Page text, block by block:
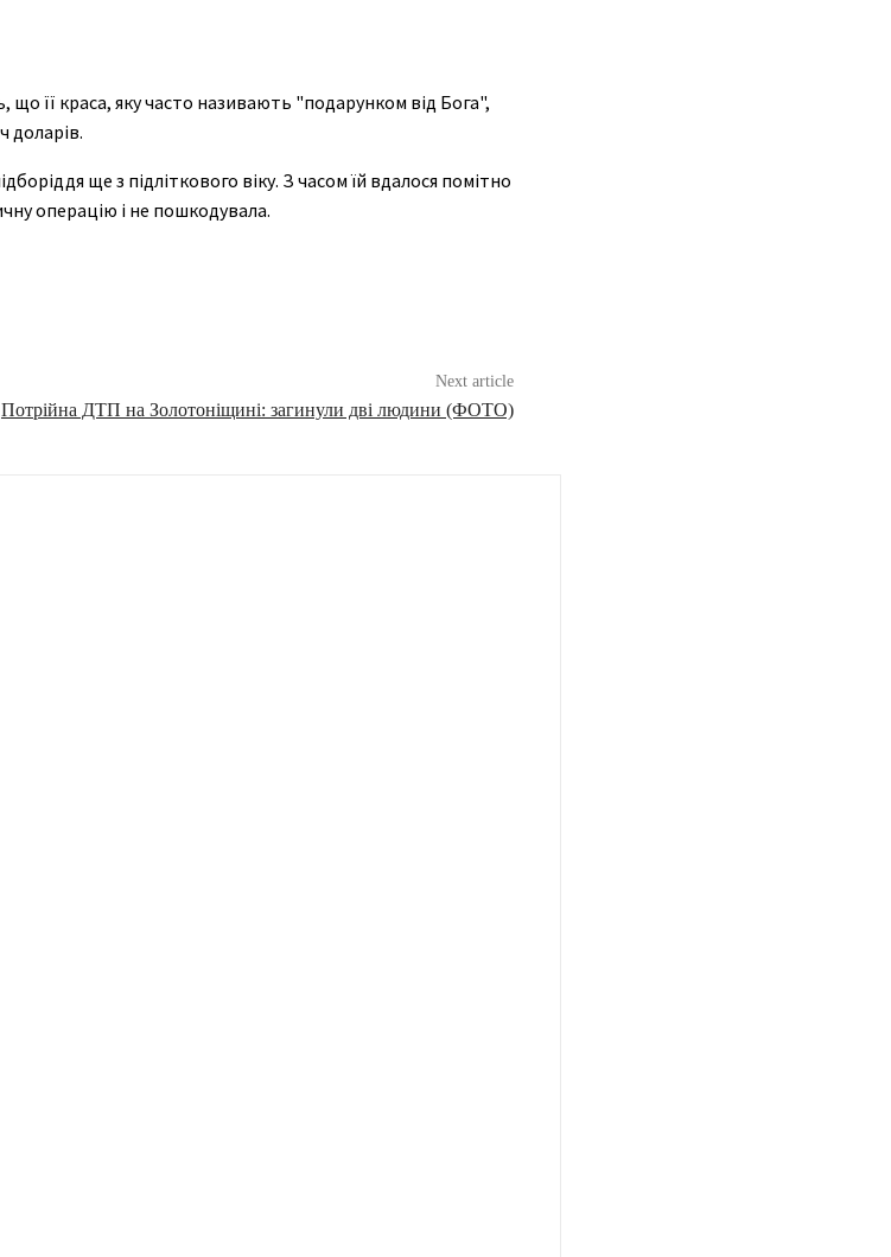
що її краса, яку часто називають "подарунком від Бога",
доларів.
ще з підліткового віку. З часом їй вдалося помітно
операцію і не пошкодувала.
Next article
Потрійна ДТП на Золотоніщині: загинули дві людини (ФОТО)